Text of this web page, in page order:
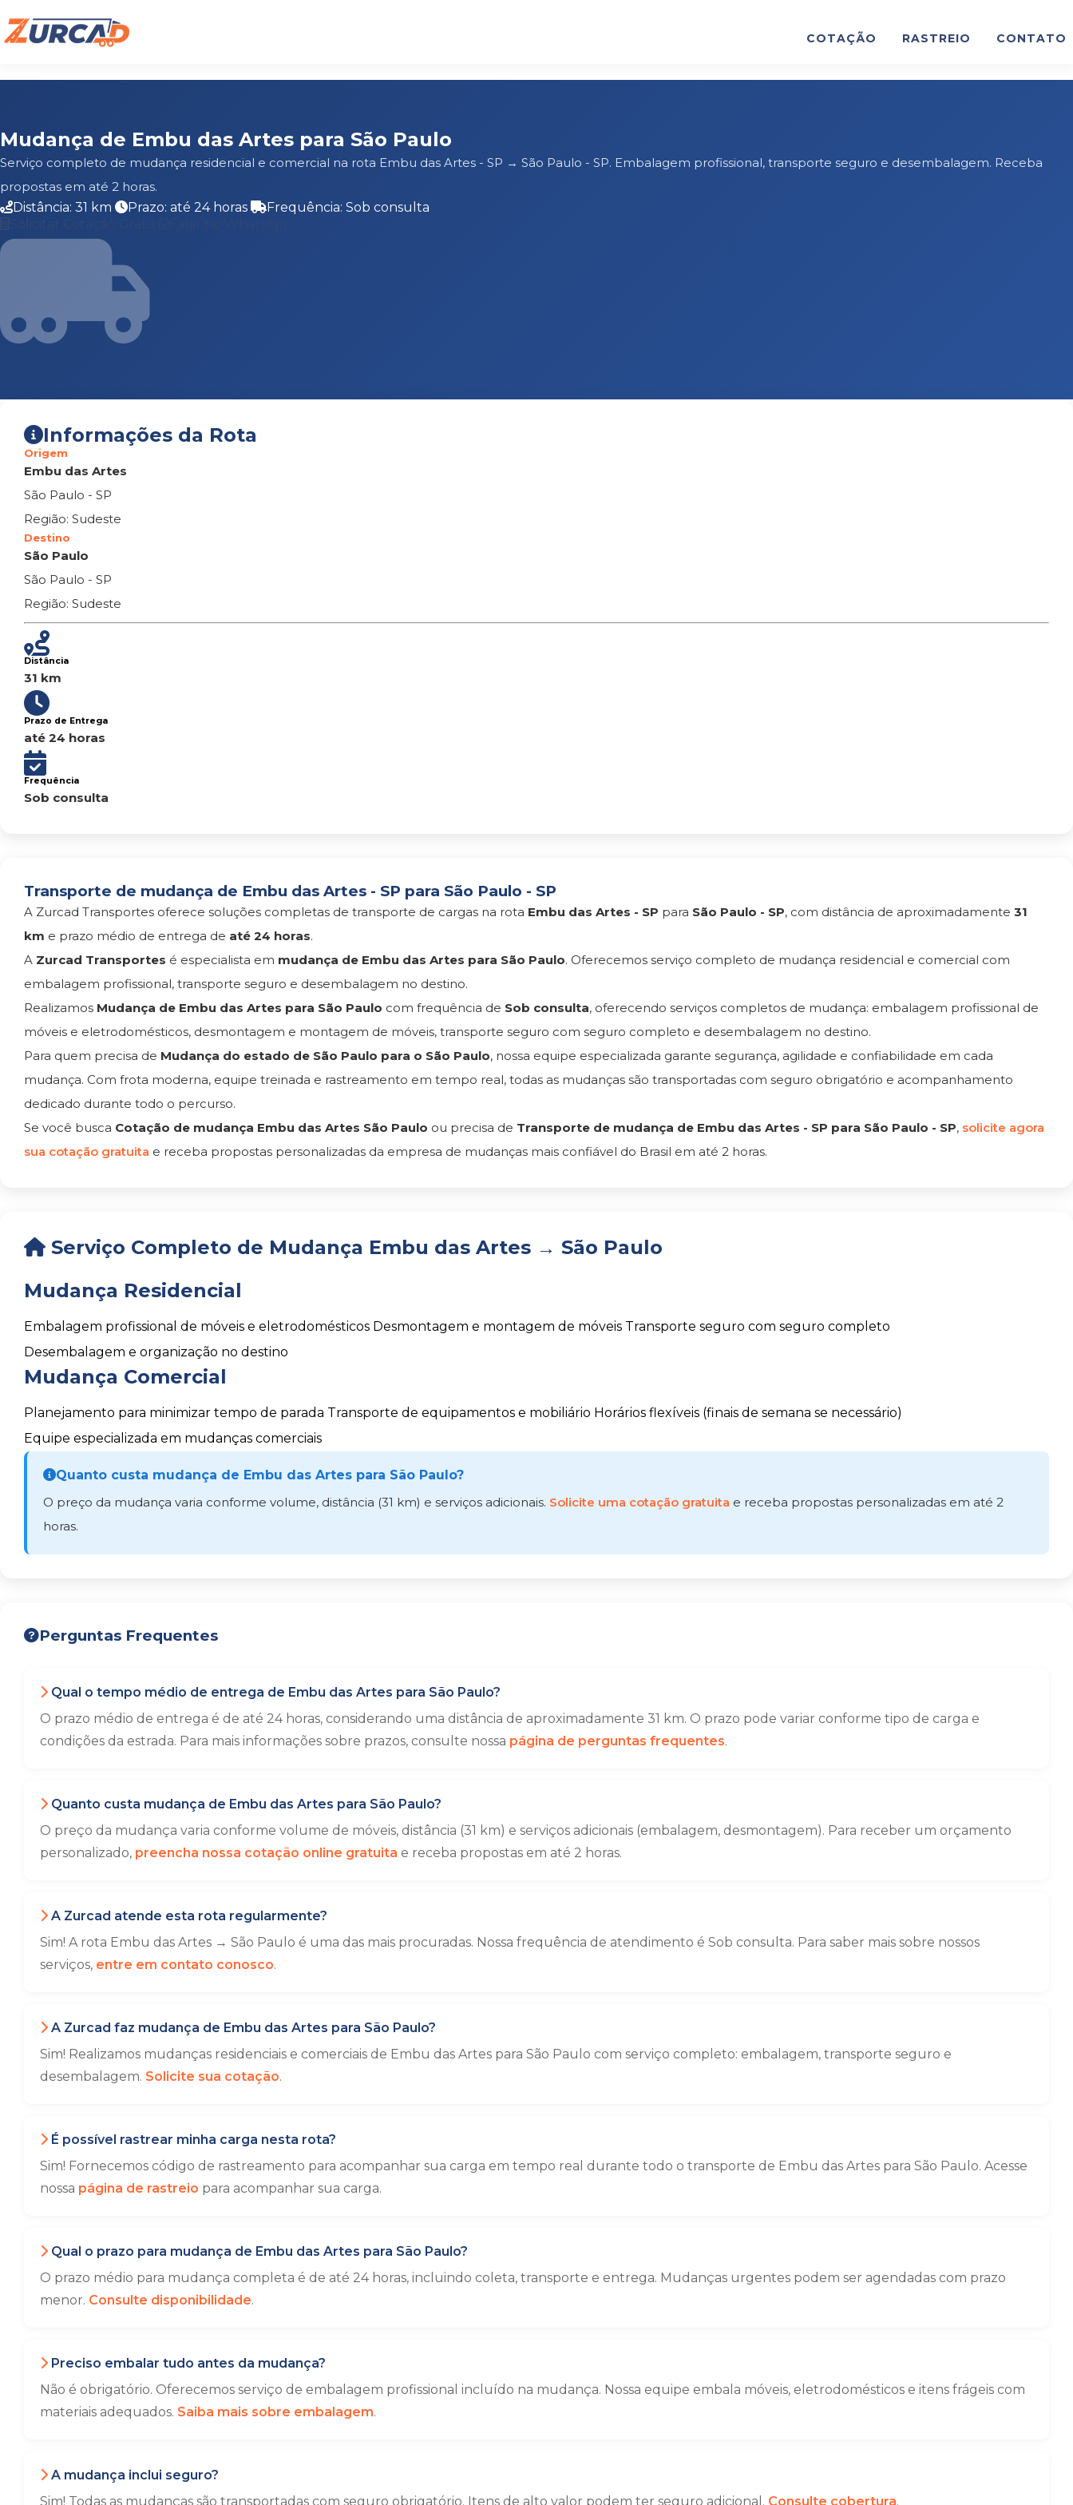
COTAÇÃO RASTREIO CONTATO
Mudança de Embu das Artes para São Paulo
Serviço completo de mudança residencial e comercial na rota Embu das Artes - SP → São Paulo - SP. Embalagem profissional, transporte seguro e desembalagem. Receba
propostas em até 2 horas.
Distância: 31 km
Prazo: até 24 horas
Frequência: Sob consulta
Informações da Rota
Origem
Embu das Artes
São Paulo - SP
Região: Sudeste
Destino
São Paulo
São Paulo - SP
Região: Sudeste
Distância
31 km
Prazo de Entrega
até 24 horas
Frequência
Sob consulta
Transporte de mudança de Embu das Artes - SP para São Paulo - SP
A Zurcad Transportes oferece soluções completas de transporte de cargas na rota Embu das Artes - SP para São Paulo - SP, com distância de aproximadamente 31
km e prazo médio de entrega de até 24 horas.
A Zurcad Transportes é especialista em mudança de Embu das Artes para São Paulo. Oferecemos serviço completo de mudança residencial e comercial com
embalagem profissional, transporte seguro e desembalagem no destino.
Realizamos Mudança de Embu das Artes para São Paulo com frequência de Sob consulta, oferecendo serviços completos de mudança: embalagem profissional de
móveis e eletrodomésticos, desmontagem e montagem de móveis, transporte seguro com seguro completo e desembalagem no destino.
Para quem precisa de Mudança do estado de São Paulo para o São Paulo, nossa equipe especializada garante segurança, agilidade e confiabilidade em cada
mudança. Com frota moderna, equipe treinada e rastreamento em tempo real, todas as mudanças são transportadas com seguro obrigatório e acompanhamento
dedicado durante todo o percurso.
Se você busca Cotação de mudança Embu das Artes São Paulo ou precisa de Transporte de mudança de Embu das Artes - SP para São Paulo - SP, solicite agora
sua cotação gratuita e receba propostas personalizadas da empresa de mudanças mais confiável do Brasil em até 2 horas.
Serviço Completo de Mudança Embu das Artes → São Paulo
Mudança Residencial
Embalagem profissional de móveis e eletrodomésticos Desmontagem e montagem de móveis Transporte seguro com seguro completo
Desembalagem e organização no destino
Mudança Comercial
Planejamento para minimizar tempo de parada Transporte de equipamentos e mobiliário Horários flexíveis (finais de semana se necessário)
Equipe especializada em mudanças comerciais
Quanto custa mudança de Embu das Artes para São Paulo?
O preço da mudança varia conforme volume, distância (31 km) e serviços adicionais. Solicite uma cotação gratuita e receba propostas personalizadas em até 2
horas.
Perguntas Frequentes
Qual o tempo médio de entrega de Embu das Artes para São Paulo?
O prazo médio de entrega é de até 24 horas, considerando uma distância de aproximadamente 31 km. O prazo pode variar conforme tipo de carga e
condições da estrada. Para mais informações sobre prazos, consulte nossa página de perguntas frequentes.
Quanto custa mudança de Embu das Artes para São Paulo?
O preço da mudança varia conforme volume de móveis, distância (31 km) e serviços adicionais (embalagem, desmontagem). Para receber um orçamento
personalizado, preencha nossa cotação online gratuita e receba propostas em até 2 horas.
A Zurcad atende esta rota regularmente?
Sim! A rota Embu das Artes → São Paulo é uma das mais procuradas. Nossa frequência de atendimento é Sob consulta. Para saber mais sobre nossos
serviços, entre em contato conosco.
A Zurcad faz mudança de Embu das Artes para São Paulo?
Sim! Realizamos mudanças residenciais e comerciais de Embu das Artes para São Paulo com serviço completo: embalagem, transporte seguro e
desembalagem. Solicite sua cotação.
É possível rastrear minha carga nesta rota?
Sim! Fornecemos código de rastreamento para acompanhar sua carga em tempo real durante todo o transporte de Embu das Artes para São Paulo. Acesse
nossa página de rastreio para acompanhar sua carga.
Qual o prazo para mudança de Embu das Artes para São Paulo?
O prazo médio para mudança completa é de até 24 horas, incluindo coleta, transporte e entrega. Mudanças urgentes podem ser agendadas com prazo
menor. Consulte disponibilidade.
Preciso embalar tudo antes da mudança?
Não é obrigatório. Oferecemos serviço de embalagem profissional incluído na mudança. Nossa equipe embala móveis, eletrodomésticos e itens frágeis com
materiais adequados. Saiba mais sobre embalagem.
A mudança inclui seguro?
Sim! Todas as mudanças são transportadas com seguro obrigatório. Itens de alto valor podem ter seguro adicional. Consulte cobertura.